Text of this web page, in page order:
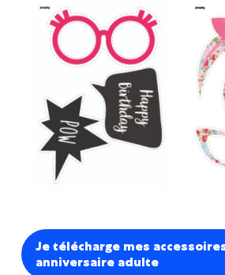
Je télécharge mes
anniversaire adulte